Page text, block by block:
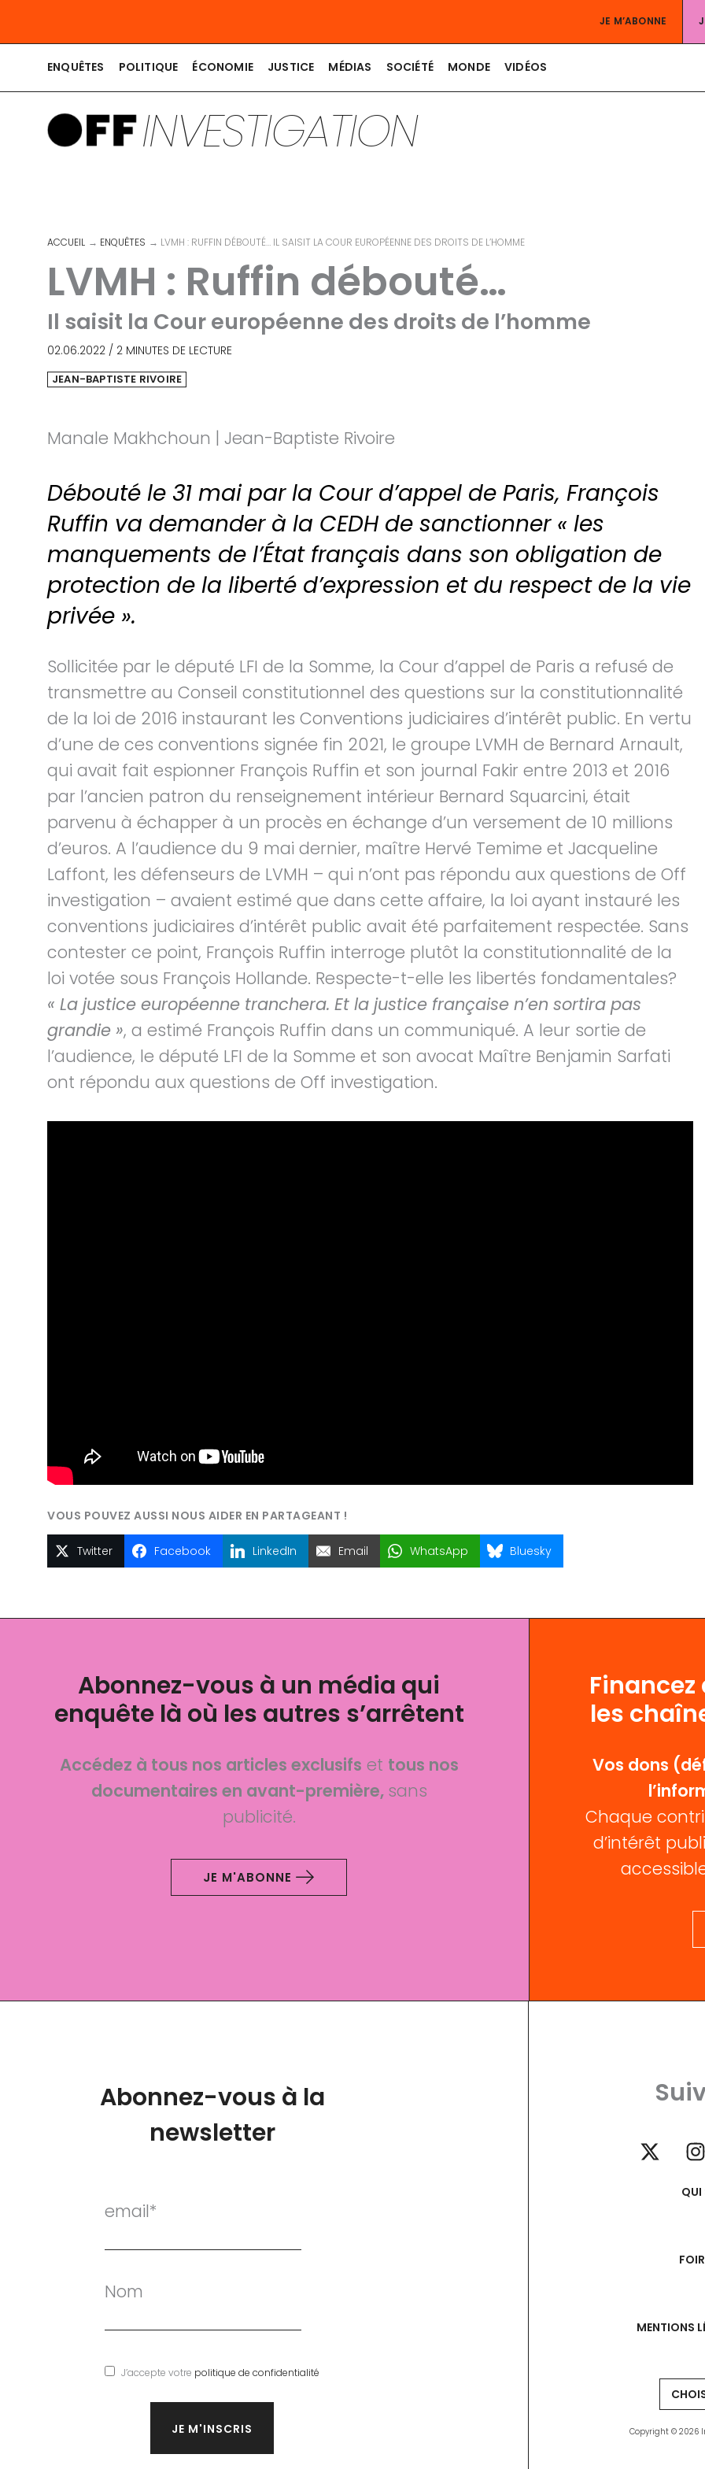
au
contenu
JE M’ABONNE
ENQUÊTES POLITIQUE ÉCONOMIE JUSTICE MÉDIAS SOCIÉTÉ MONDE VIDÉOS
INVESTIGATION
ACCUEIL ENQUÊTES LVMH : RUFFIN DÉBOUTÉ… IL SAISIT LA COUR EUROPÉENNE DES DROITS DE L’HOMME
LVMH : Ruffin débouté…
Il saisit la Cour européenne des droits de l’homme
02.06.2022 / 2 MINUTES DE LECTURE
JEAN-BAPTISTE RIVOIRE
Manale Makhchoun | Jean-Baptiste Rivoire
Débouté le 31 mai par la Cour d’appel de Paris, François
Ruffin va demander à la CEDH de sanctionner « les
manquements de l’État français dans son obligation de
protection de la liberté d’expression et du respect de la vie
privée ».
Sollicitée par le député LFI de la Somme, la Cour d’appel de Paris a refusé de
transmettre au Conseil constitutionnel des questions sur la constitutionnalité
de la loi de 2016 instaurant les Conventions judiciaires d’intérêt public. En vertu
d’une de ces conventions signée fin 2021, le groupe LVMH de Bernard Arnault,
qui avait fait espionner François Ruffin et son journal Fakir entre 2013 et 2016
par l’ancien patron du renseignement intérieur Bernard Squarcini, était
parvenu à échapper à un procès en échange d’un versement de 10 millions
d’euros. A l’audience du 9 mai dernier, maître Hervé Temime et Jacqueline
Laffont, les défenseurs de LVMH – qui n’ont pas répondu aux questions de Off
investigation – avaient estimé que dans cette affaire, la loi ayant instauré les
conventions judiciaires d’intérêt public avait été parfaitement respectée. Sans
contester ce point, François Ruffin interroge plutôt la constitutionnalité de la
loi votée sous François Hollande. Respecte-t-elle les libertés fondamentales?
« La justice européenne tranchera. Et la justice française n’en sortira pas
grandie », a estimé François Ruffin dans un communiqué. A leur sortie de
l’audience, le député LFI de la Somme et son avocat Maître Benjamin Sarfati
ont répondu aux questions de Off investigation.
Twitter Facebook LinkedIn Email WhatsApp Bluesky
Abonnez-vous à un média qui
enquête là où les autres s’arrêtent
Accédez à tous nos articles exclusifs et tous nos
documentaires en avant-première, sans
publicité.
JE M'ABONNE
les
Vos dons
Chaque
d’intérêt
Abonnez-vous à la
newsletter
email*
Nom
J’accepte votre politique de confidentialité
QUI
MENTIONS
Copyright © 2026